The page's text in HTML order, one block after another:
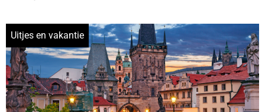
Uitjes en vakantie